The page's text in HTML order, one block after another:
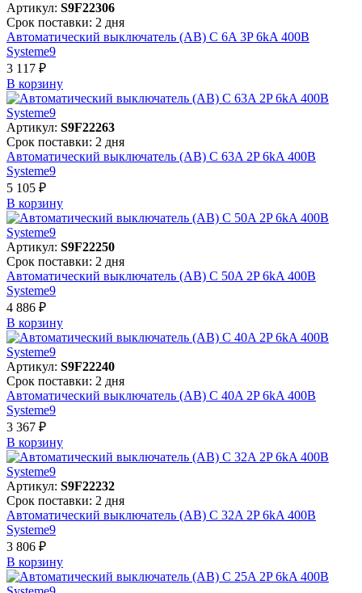
Артикул: S9F22306
Срок поставки: 2 дня
Автоматический выключатель (АВ) C 6A 3P 6kA 400В
Systeme9
3 117 ₽
В корзинy
Артикул: S9F22263
Срок поставки: 2 дня
Автоматический выключатель (АВ) C 63A 2P 6kA 400В
Systeme9
5 105 ₽
В корзинy
Артикул: S9F22250
Срок поставки: 2 дня
Автоматический выключатель (АВ) C 50A 2P 6kA 400В
Systeme9
4 886 ₽
В корзинy
Артикул: S9F22240
Срок поставки: 2 дня
Автоматический выключатель (АВ) C 40A 2P 6kA 400В
Systeme9
3 367 ₽
В корзинy
Артикул: S9F22232
Срок поставки: 2 дня
Автоматический выключатель (АВ) C 32A 2P 6kA 400В
Systeme9
3 806 ₽
В корзинy